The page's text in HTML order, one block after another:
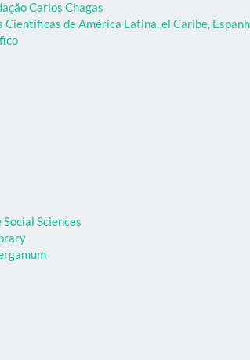
Carlos Chagas
de América Latina, el Caribe,
Sciences